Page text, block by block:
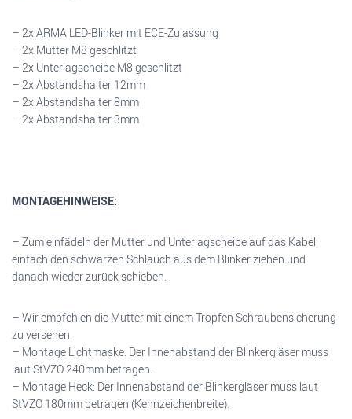
– 2x ARMA LED-Blinker mit ECE-Zulassung
– 2x Mutter M8 geschlitzt
– 2x Unterlagscheibe M8 geschlitzt
– 2x Abstandshalter 12mm
– 2x Abstandshalter 8mm
– 2x Abstandshalter 3mm
MONTAGEHINWEISE:
– Zum einfädeln der Mutter und Unterlagscheibe auf das Kabel
einfach den schwarzen Schlauch aus dem Blinker ziehen und
danach wieder zurück schieben.
– Wir empfehlen die Mutter mit einem Tropfen Schraubensicherung
zu versehen.
– Montage Lichtmaske: Der Innenabstand der Blinkergläser muss
laut StVZO 240mm betragen.
– Montage Heck: Der Innenabstand der Blinkergläser muss laut
StVZO 180mm betragen (Kennzeichenbreite).